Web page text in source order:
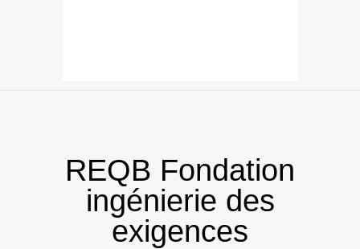
REQB Fondation
ingénierie des
exigences